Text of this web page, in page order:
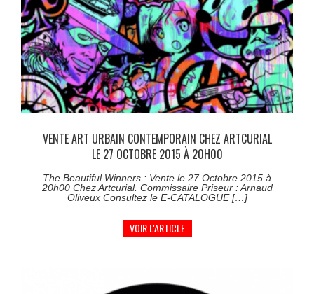
VENTE ART URBAIN CONTEMPORAIN CHEZ ARTCURIAL
LE 27 OCTOBRE 2015 À 20H00
The Beautiful Winners : Vente le 27 Octobre 2015 à
20h00 Chez Artcurial. Commissaire Priseur : Arnaud
Oliveux Consultez le E-CATALOGUE […]
VOIR L'ARTICLE